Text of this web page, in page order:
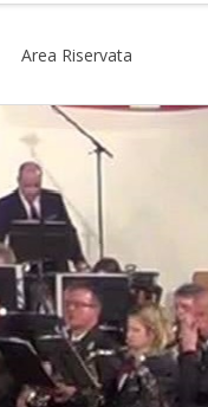
Area Riservata